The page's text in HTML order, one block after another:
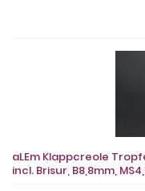
aLEm Klappcreole
incl. Brisur, B8,8mm,